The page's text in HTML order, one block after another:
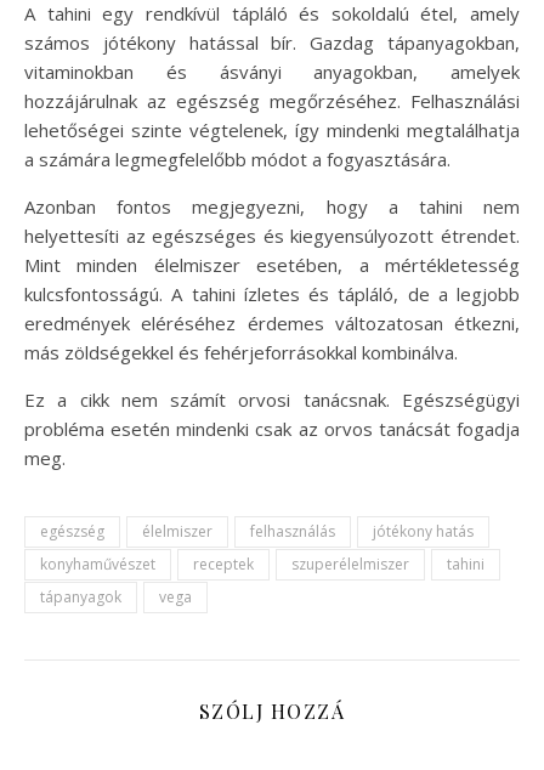
A tahini egy rendkívül tápláló és sokoldalú étel, amely
számos jótékony hatással bír. Gazdag tápanyagokban,
vitaminokban és ásványi anyagokban, amelyek
hozzájárulnak az egészség megőrzéséhez. Felhasználási
lehetőségei szinte végtelenek, így mindenki megtalálhatja
a számára legmegfelelőbb módot a fogyasztására.
Azonban fontos megjegyezni, hogy a tahini nem
helyettesíti az egészséges és kiegyensúlyozott étrendet.
Mint minden élelmiszer esetében, a mértékletesség
kulcsfontosságú. A tahini ízletes és tápláló, de a legjobb
eredmények eléréséhez érdemes változatosan étkezni,
más zöldségekkel és fehérjeforrásokkal kombinálva.
Ez a cikk nem számít orvosi tanácsnak. Egészségügyi
probléma esetén mindenki csak az orvos tanácsát fogadja
meg.
egészség élelmiszer felhasználás
jótékony hatás
konyhaművészet
receptek szuperélelmiszer
tahini
tápanyagok
vega
SZÓLJ HOZZÁ